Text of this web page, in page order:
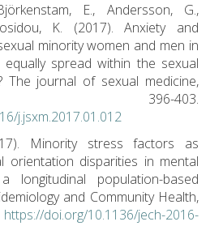
E., Andersson, G.,
K. (2017). Anxiety and
minority women and men in
spread within the sexual
The journal of sexual medicine,
396-403.
j.jsxm.2017.01.012
Minority stress factors as
orientation disparities in mental
longitudinal population-based
and Community Health,
https://doi.org/10.1136/jech-2016-